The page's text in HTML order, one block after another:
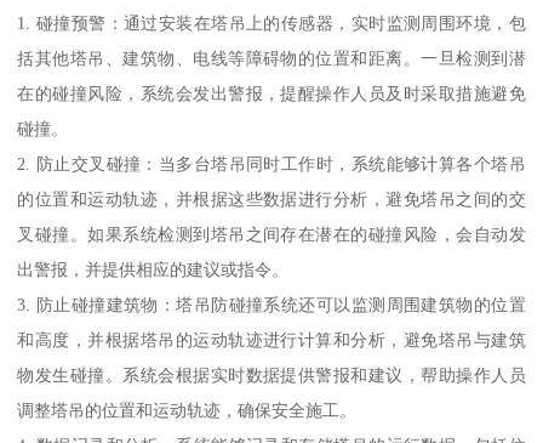
1. 碰撞预警：通过安装在塔吊上的传感器，实时监测周围环境，包
括其他塔吊、建筑物、电线等障碍物的位置和距离。一旦检测到潜
在的碰撞风险，系统会发出警报，提醒操作人员及时采取措施避免
碰撞。
2. 防止交叉碰撞：当多台塔吊同时工作时，系统能够计算各个塔吊
的位置和运动轨迹，并根据这些数据进行分析，避免塔吊之间的交
叉碰撞。如果系统检测到塔吊之间存在潜在的碰撞风险，会自动发
出警报，并提供相应的建议或指令。
3. 防止碰撞建筑物：塔吊防碰撞系统还可以监测周围建筑物的位置
和高度，并根据塔吊的运动轨迹进行计算和分析，避免塔吊与建筑
物发生碰撞。系统会根据实时数据提供警报和建议，帮助操作人员
调整塔吊的位置和运动轨迹，确保安全施工。